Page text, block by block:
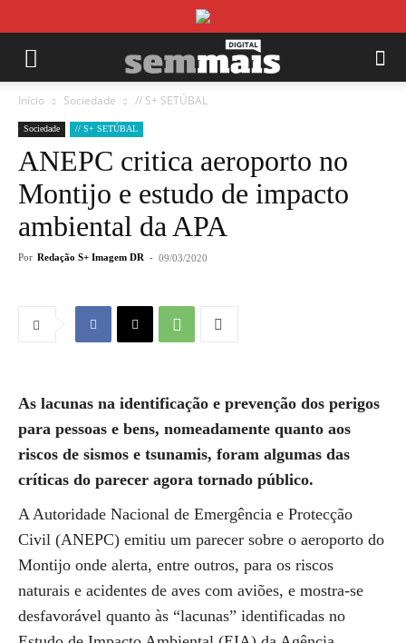
Início Sociedade // S+ SETÚBAL
Sociedade // S+ SETÚBAL
ANEPC critica aeroporto no
Montijo e estudo de impacto
ambiental da APA
Por Redação S+ Imagem DR - 09/03/2020
As lacunas na identificação e prevenção dos perigos
para pessoas e bens, nomeadamente quanto aos
riscos de sismos e tsunamis, foram algumas das
críticas do parecer agora tornado público.
A Autoridade Nacional de Emergência e Protecção
Civil (ANEPC) emitiu um parecer sobre o aeroporto do
Montijo onde alerta, entre outros, para os riscos
naturais e acidentes de aves com aviões, e mostra-se
desfavorável quanto às “lacunas” identificadas no